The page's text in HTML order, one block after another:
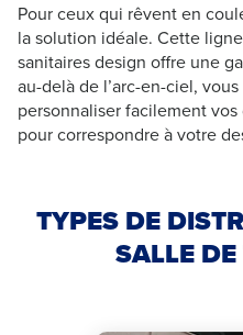
Pour ceux qui rêvent en
la solution idéale. Cette
sanitaires design offre une
au-delà de l’arc-en-ciel,
personnaliser facilement
pour correspondre à votre
TYPES DE
SALLE